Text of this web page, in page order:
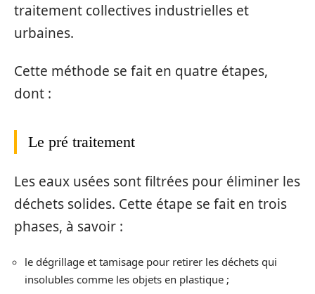
traitement collectives industrielles et
urbaines.
Cette méthode se fait en quatre étapes,
dont :
Le pré traitement
Les eaux usées sont filtrées pour éliminer les
déchets solides. Cette étape se fait en trois
phases, à savoir :
le dégrillage et tamisage pour retirer les déchets qui
insolubles comme les objets en plastique ;